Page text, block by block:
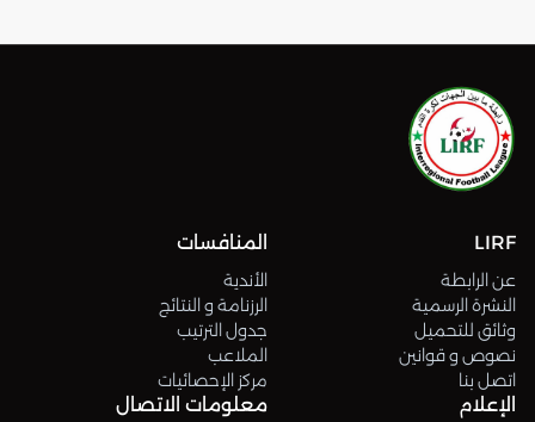
LIRF
عن الرابطة
النشرة الرسمية
وثائق للتحميل
نصوص و قوانين
اتصل بنا
المنافسات
الأندية
الرزنامة و النتائج
جدول الترتيب
الملاعب
مركز الإحصائيات
الإعلام معلومات الاتصال